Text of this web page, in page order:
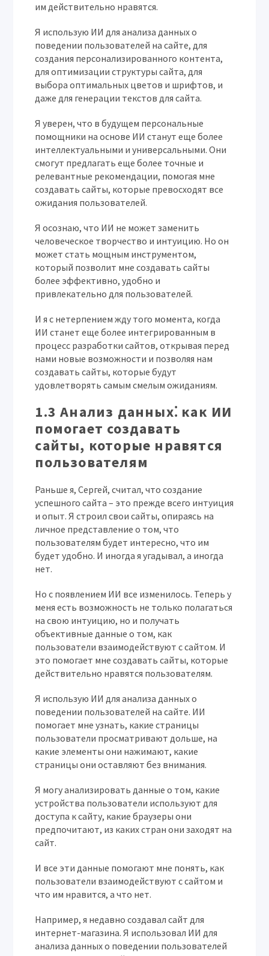
им действительно нравятся.
Я использую ИИ для анализа данных о
поведении пользователей на сайте, для
создания персонализированного контента,
для оптимизации структуры сайта, для
выбора оптимальных цветов и шрифтов, и
даже для генерации текстов для сайта.
Я уверен, что в будущем персональные
помощники на основе ИИ станут еще более
интеллектуальными и универсальными. Они
смогут предлагать еще более точные и
релевантные рекомендации, помогая мне
создавать сайты, которые превосходят все
ожидания пользователей.
Я осознаю, что ИИ не может заменить
человеческое творчество и интуицию. Но он
может стать мощным инструментом,
который позволит мне создавать сайты
более эффективно, удобно и
привлекательно для пользователей.
И я с нетерпением жду того момента, когда
ИИ станет еще более интегрированным в
процесс разработки сайтов, открывая перед
нами новые возможности и позволяя нам
создавать сайты, которые будут
удовлетворять самым смелым ожиданиям.
1.3 Анализ данных⁚ как ИИ
помогает создавать
сайты, которые нравятся
пользователям
Раньше я,Сергей, считал, что создание
успешного сайта – это прежде всего интуиция
и опыт. Я строил свои сайты, опираясь на
личное представление о том, что
пользователям будет интересно, что им
будет удобно. И иногда я угадывал, а иногда
нет.
Но с появлением ИИ все изменилось. Теперь у
меня есть возможность не только полагаться
на свою интуицию, но и получать
объективные данные о том, как
пользователи взаимодействуют с сайтом. И
это помогает мне создавать сайты, которые
действительно нравятся пользователям.
Я использую ИИ для анализа данных о
поведении пользователей на сайте. ИИ
помогает мне узнать, какие страницы
пользователи просматривают дольше, на
какие элементы они нажимают, какие
страницы они оставляют без внимания.
Я могу анализировать данные о том, какие
устройства пользователи используют для
доступа к сайту, какие браузеры они
предпочитают, из каких стран они заходят на
сайт.
И все эти данные помогают мне понять, как
пользователи взаимодействуют с сайтом и
что им нравится, а что нет.
Например, я недавно создавал сайт для
интернет-магазина. Я использовал ИИ для
анализа данных о поведении пользователей